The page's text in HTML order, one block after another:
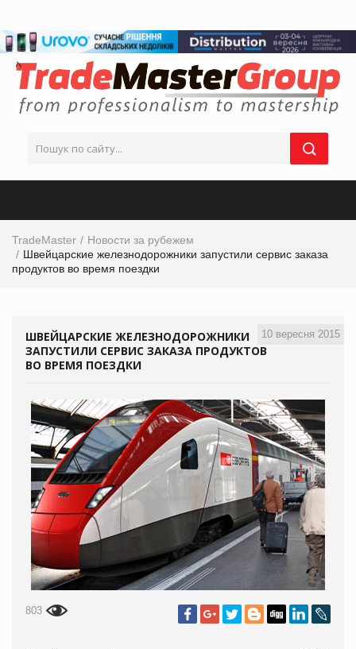
TradeMaster
Новости за рубежем
Швейцарские железнодорожники запустили сервис заказа
продуктов во время поездки
10 вересня 2015
ШВЕЙЦАРСКИЕ ЖЕЛЕЗНОДОРОЖНИКИ
ЗАПУСТИЛИ СЕРВИС ЗАКАЗА ПРОДУКТОВ
ВО ВРЕМЯ ПОЕЗДКИ
803